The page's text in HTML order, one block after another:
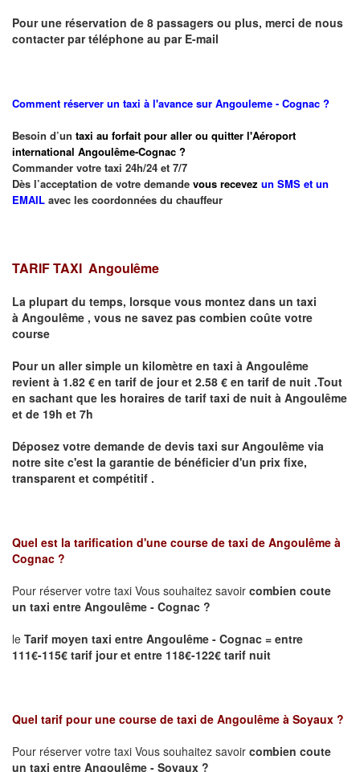
Pour une réservation de 8 passagers ou plus, merci de nous
contacter par téléphone au par E-mail
Comment réserver un taxi à l'avance sur Angouleme - Cognac ?
Besoin d’un taxi au forfait pour aller ou quitter l'Aéroport
international Angoulême-Cognac ?
Commander votre taxi 24h/24 et 7/7
Dès l’acceptation de votre demande vous recevez un SMS et un
EMAIL avec les coordonnées du chauffeur
TARIF TAXI Angoulême
La plupart du temps, lorsque vous montez dans un taxi
à Angoulême , vous ne savez pas combien coûte votre
course
Pour un aller simple un kilomètre en taxi à Angoulême
revient à 1.82 € en tarif de jour et 2.58 € en tarif de nuit .Tout
en sachant que les horaires de tarif taxi de nuit à Angoulême
et de 19h et 7h
Déposez votre demande de devis taxi surAngoulême via
notre site c'est la garantie de bénéficier d'un prix fixe,
transparent et compétitif .
Quel est la tarification d'une course de taxi de Angoulême à
Cognac ?
Pour réserver votre taxi Vous souhaitez savoir combien coute
un taxi entre Angoulême - Cognac ?
le Tarif moyen taxi entre Angoulême - Cognac = entre
111€-115€ tarif jour et entre 118€-122€ tarif nuit
Quel tarif pour une course de taxi de Angoulême à Soyaux ?
Pour réserver votre taxi Vous souhaitez savoir combien coute
un taxi entre Angoulême - Soyaux ?